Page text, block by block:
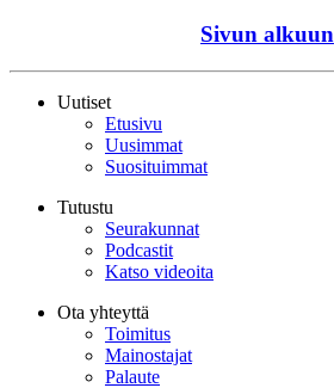
Sivun alkuun
Uutiset
Etusivu
Uusimmat
Suosituimmat
Tutustu
Seurakunnat
Podcastit
Katso videoita
Ota yhteyttä
Toimitus
Mainostajat
Palaute